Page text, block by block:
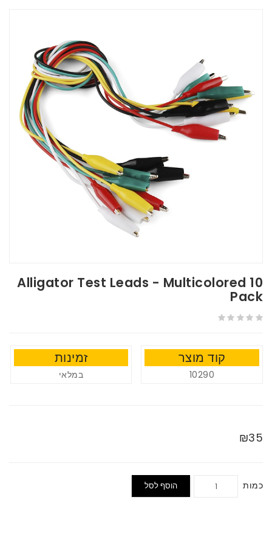
Alligator Test Leads - Multicolored 10
Pack
קוד מוצר
10290
זמינות
במלאי
₪35
כמות הוסף לסל